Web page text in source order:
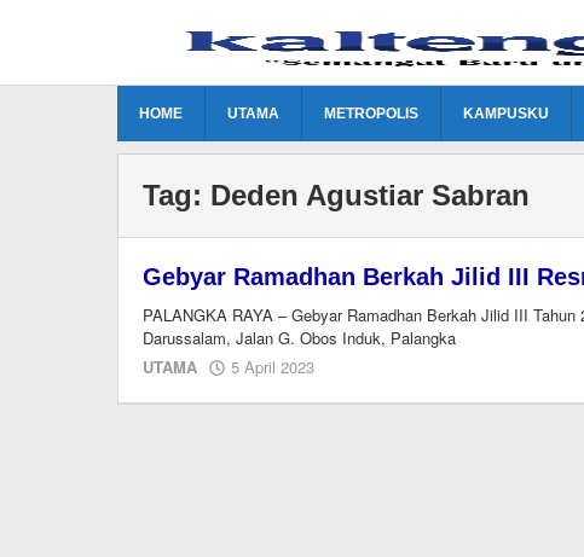
HOME UTAMA METROPOLIS KAMPUSKU
Tag: Deden Agustiar Sabran
Gebyar Ramadhan Berkah Jilid III
PALANGKA RAYA – Gebyar Ramadhan Berkah Jilid III
Darussalam, Jalan G. Obos Induk, Palangka
UTAMA
5 April 2023